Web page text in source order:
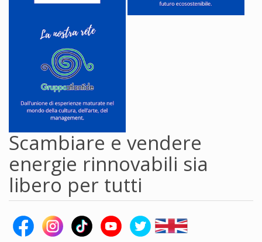
Scambiare e vendere
energie rinnovabili sia
libero per tutti